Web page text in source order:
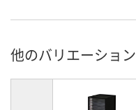
他のバリエーション